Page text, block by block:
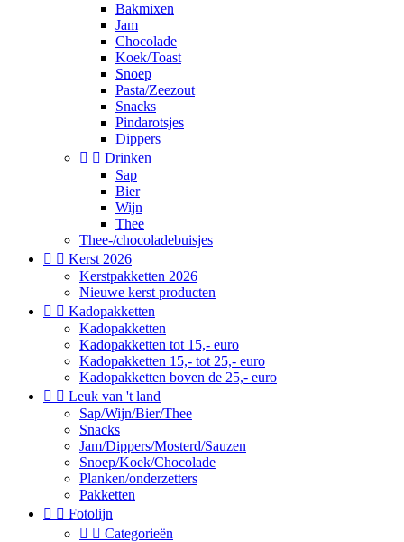
Bakmixen
Jam
Chocolade
Koek/Toast
Snoep
Pasta/Zeezout
Snacks
Pindarotsjes
Dippers
  Drinken
Sap
Bier
Wijn
Thee
Thee-/chocoladebuisjes
  Kerst 2026
Kerstpakketten 2026
Nieuwe kerst producten
  Kadopakketten
Kadopakketten
Kadopakketten tot 15,- euro
Kadopakketten 15,- tot 25,- euro
Kadopakketten boven de 25,- euro
  Leuk van 't land
Sap/Wijn/Bier/Thee
Snacks
Jam/Dippers/Mosterd/Sauzen
Snoep/Koek/Chocolade
Planken/onderzetters
Pakketten
  Fotolijn
  Categorieën